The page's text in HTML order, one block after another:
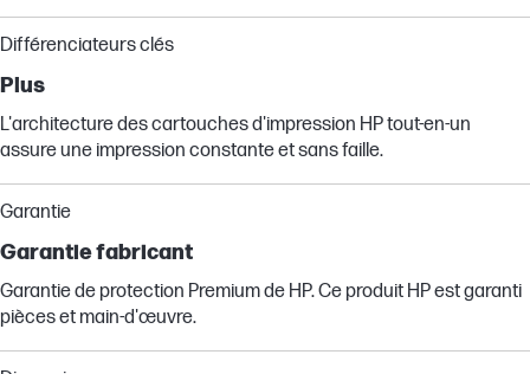
Différenciateurs clés
Plus
L'architecture des cartouches d'impression HP tout-en-un
assure une impression constante et sans faille.
Garantie
Garantie fabricant
Garantie de protection Premium de HP. Ce produit HP est garanti
pièces et main-d'œuvre.